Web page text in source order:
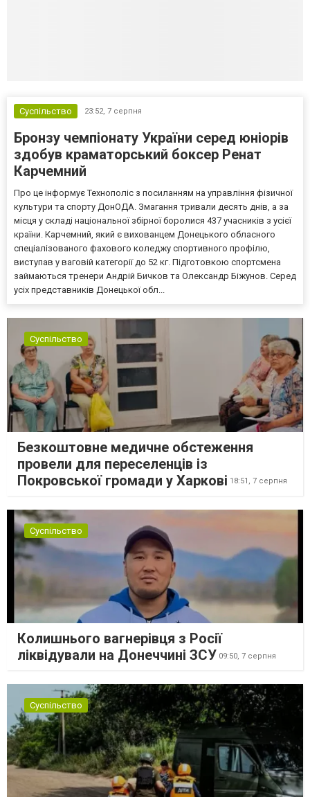
Суспільство 23:52, 7 серпня
Бронзу чемпіонату України серед юніорів
здобув краматорський боксер Ренат
Карчемний
Про це інформує Технополіс з посиланням на управління фізичної
культури та спорту ДонОДА. Змагання тривали десять днів, а за
місця у складі національної збірної боролися 437 учасників з усієї
країни. Карчемний, який є вихованцем Донецького обласного
спеціалізованого фахового коледжу спортивного профілю,
виступав у ваговій категорії до 52 кг. Підготовкою спортсмена
займаються тренери Андрій Бичков та Олександр Біжунов. Серед
усіх представників Донецької обл...
Суспільство
Безкоштовне медичне обстеження
провели для переселенців із
Покровської громади у Харкові 18:51, 7 серпня
Суспільство
Колишнього вагнерівця з Росії
ліквідували на Донеччині ЗСУ 09:50, 7 серпня
Суспільство